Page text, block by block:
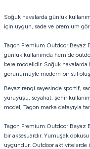
Soğuk havalarda günlük
için uygun, sade ve premium
Tagon Premium Outdoor Beyaz
günlük kullanımda hem de
bere modelidir. Soğuk
görünümüyle modern bir stil
Beyaz rengi sayesinde sportif,
yürüyüşü, seyahat, şehir
model, Tagon marka detayıyla
Tagon Premium Outdoor Beyaz
bir aksesuardır. Yumuşak
uygundur. Outdoor aktivitelerde